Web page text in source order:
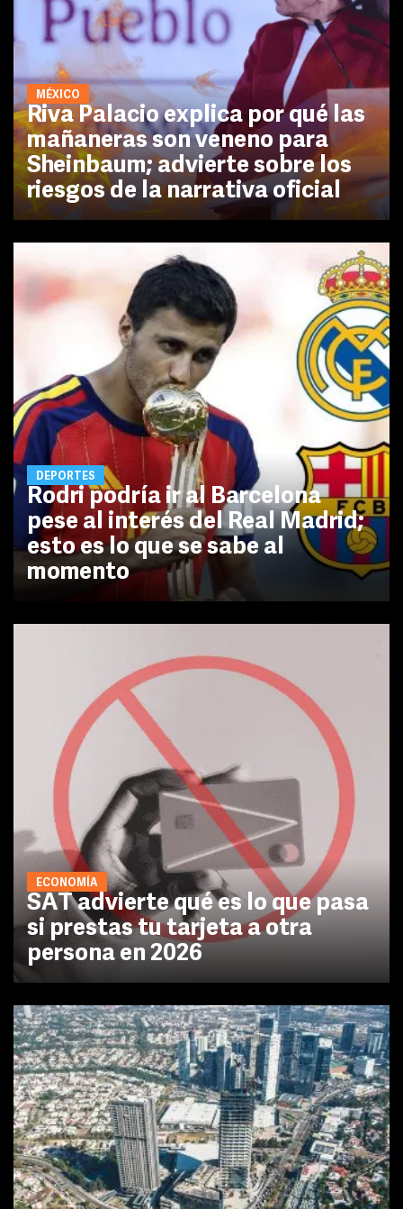
MÉXICO
Riva Palacio explica por qué las
mañaneras son veneno para
Sheinbaum; advierte sobre los
riesgos de la narrativa oficial
DEPORTES
Rodri podría ir al Barcelona
pese al interés del Real Madrid;
esto es lo que se sabe al
momento
ECONOMÍA
SAT advierte qué es lo que pasa
si prestas tu tarjeta a otra
persona en 2026